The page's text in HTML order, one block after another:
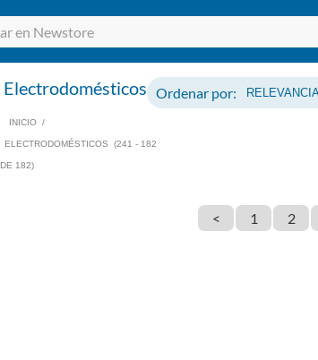
Electrodomésticos Ordenar por:
INICIO /
ELECTRODOMÉSTICOS (241 - 182
DE 182)
< 1 2